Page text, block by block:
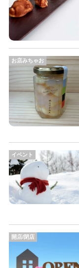
お店みちゃお
イベント
開店/閉店